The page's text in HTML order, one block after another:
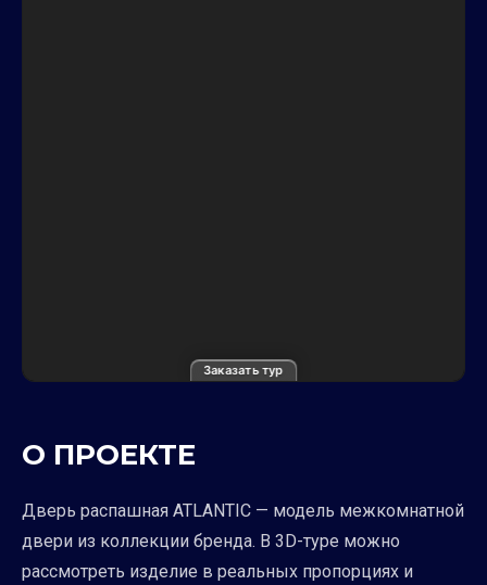
Заказать тур
О ПРОЕКТЕ
Дверь распашная ATLANTIC — модель межкомнатной
двери из коллекции бренда. В 3D-туре можно
рассмотреть изделие в реальных пропорциях и